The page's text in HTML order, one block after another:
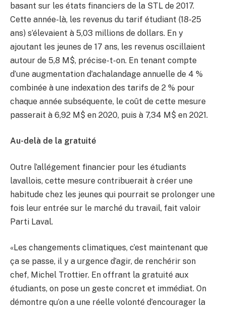
basant sur les états financiers de la STL de 2017.
Cette année-là, les revenus du tarif étudiant (18-25
ans) s’élevaient à 5,03 millions de dollars. En y
ajoutant les jeunes de 17 ans, les revenus oscillaient
autour de 5,8 M$, précise-t-on. En tenant compte
d’une augmentation d’achalandage annuelle de 4 %
combinée à une indexation des tarifs de 2 % pour
chaque année subséquente, le coût de cette mesure
passerait à 6,92 M$ en 2020, puis à 7,34 M$ en 2021.
Au-delà de la gratuité
Outre l’allégement financier pour les étudiants
lavallois, cette mesure contribuerait à créer une
habitude chez les jeunes qui pourrait se prolonger une
fois leur entrée sur le marché du travail, fait valoir
Parti Laval.
«Les changements climatiques, c’est maintenant que
ça se passe, il y a urgence d’agir, de renchérir son
chef, Michel Trottier. En offrant la gratuité aux
étudiants, on pose un geste concret et immédiat. On
démontre qu’on a une réelle volonté d’encourager la